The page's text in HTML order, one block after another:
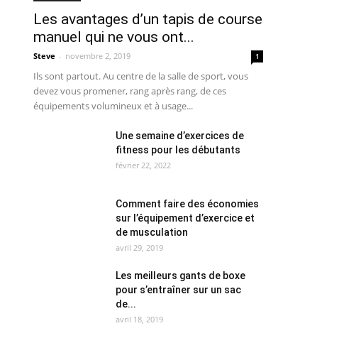
Les avantages d’un tapis de course
manuel qui ne vous ont...
Steve - novembre 2, 2019 1
Ils sont partout. Au centre de la salle de sport, vous
devez vous promener, rang après rang, de ces
équipements volumineux et à usage...
Une semaine d’exercices de
fitness pour les débutants
février 22, 2022
Comment faire des économies
sur l’équipement d’exercice et
de musculation
avril 29, 2019
Les meilleurs gants de boxe
pour s’entraîner sur un sac
de...
avril 18, 2019